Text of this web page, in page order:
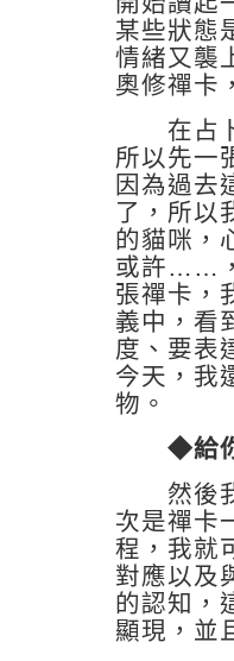
某些狀態
情緒又襲
奧修禪卡
在占卜
所以先一
因為過去
了，所以
的貓咪，
或許……
張禪卡，
義中，看
度、要表
今天，我
物。
◆給
然後我
次是禪卡
程，我就
對應以及
的認知，
顯現，並